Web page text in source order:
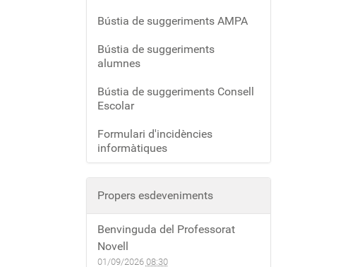
Bústia de suggeriments AMPA
Bústia de suggeriments
alumnes
Bústia de suggeriments Consell
Escolar
Formulari d'incidències
informàtiques
Propers esdeveniments
Benvinguda del Professorat
Novell
01/09/2026 08:30